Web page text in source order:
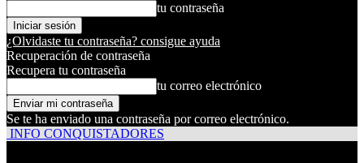
tu contraseña
¿Olvidaste tu contraseña? consigue ayuda
Recuperación de contraseña
Recupera tu contraseña
tu correo electrónico
Se te ha enviado una contraseña por correo electrónico.
INFO CONQUISTADORES